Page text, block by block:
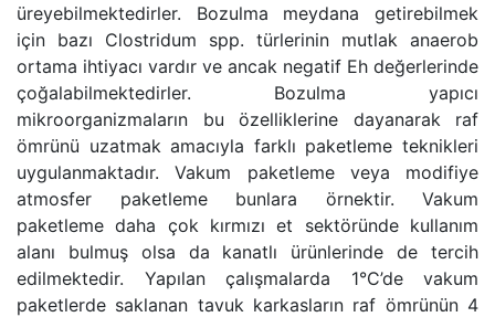
üreyebilmektedirler. Bozulma meydana getirebilmek
için bazı Clostridum spp. türlerinin mutlak anaerob
ortama ihtiyacı vardır ve ancak negatif Eh değerlerinde
çoğalabilmektedirler. Bozulma yapıcı
mikroorganizmaların bu özelliklerine dayanarak raf
ömrünü uzatmak amacıyla farklı paketleme teknikleri
uygulanmaktadır. Vakum paketleme veya modifiye
atmosfer paketleme bunlara örnektir. Vakum
paketleme daha çok kırmızı et sektöründe kullanım
alanı bulmuş olsa da kanatlı ürünlerinde de tercih
edilmektedir. Yapılan çalışmalarda 1°C’de vakum
paketlerde saklanan tavuk karkasların raf ömrünün 4